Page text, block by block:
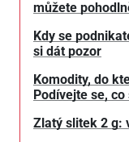
můžete
Kdy se
si dát pozor
Komodity, do
Podívejte se,
Zlatý slitek 2 g: